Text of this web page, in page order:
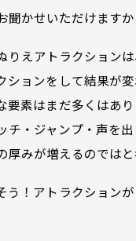
聞かせいただけますか
りえアトラクション
ションをして結果が
要素はまだ多くはあり
チ・ジャンプ・声を
厚みが増えるのではと
う！アトラクション